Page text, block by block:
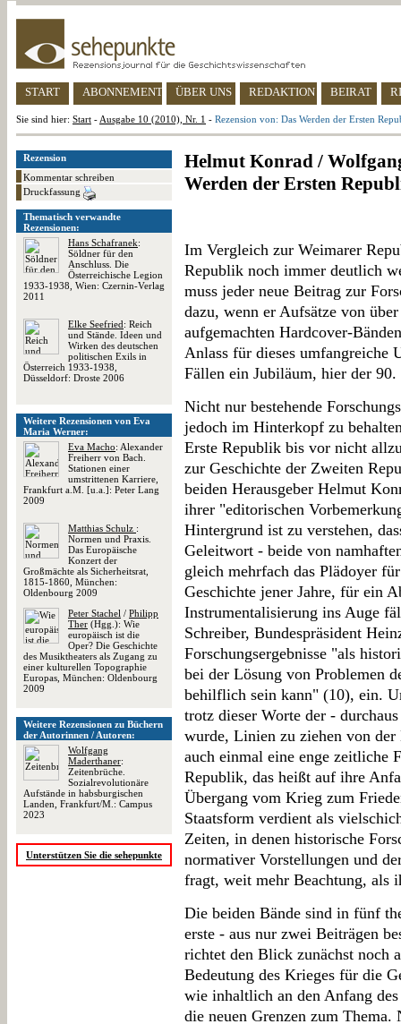
START ABONNEMENT ÜBER UNS REDAKTION BEIRAT
Sie sind hier: Start - Ausgabe 10 (2010), Nr. 1 - Rezension von: Das Werden der Ersten
Rezension
Kommentar schreiben
Druckfassung
Thematisch verwandte
Rezensionen:
Hans Schafranek:
Söldner für den
Anschluss. Die
Österreichische Legion
1933-1938, Wien: Czernin-Verlag
2011
Elke Seefried: Reich
und Stände. Ideen und
Wirken des deutschen
politischen Exils in
Österreich 1933-1938,
Düsseldorf: Droste 2006
Weitere Rezensionen von Eva
Maria Werner:
Eva Macho: Alexander
Freiherr von Bach.
Stationen einer
umstrittenen Karriere,
Frankfurt a.M. [u.a.]: Peter Lang
2009
Matthias Schulz :
Normen und Praxis.
Das Europäische
Konzert der
Großmächte als Sicherheitsrat,
1815-1860, München:
Oldenbourg 2009
Peter Stachel / Philipp
Ther (Hgg.): Wie
europäisch ist die
Oper? Die Geschichte
des Musiktheaters als Zugang zu
einer kulturellen Topographie
Europas, München: Oldenbourg
2009
Weitere Rezensionen zu Büchern
der Autorinnen / Autoren:
Wolfgang
Maderthaner:
Zeitenbrüche.
Sozialrevolutionäre
Aufstände in habsburgischen
Landen, Frankfurt/M.: Campus
2023
Unterstützen Sie die sehepunkte
Helmut Konrad /
Werden der Ersten
Im Vergleich zur Weimarer
Republik noch immer deutlich
muss jeder neue Beitrag zur
dazu, wenn er Aufsätze von
aufgemachten Hardcover-
Anlass für dieses umfangreiche
Fällen ein Jubiläum, hier der
Nicht nur bestehende
jedoch im Hinterkopf zu
Erste Republik bis vor nicht
zur Geschichte der Zweiten
beiden Herausgeber Helmut
ihrer "editorischen
Hintergrund ist zu verstehen,
Geleitwort - beide von
gleich mehrfach das Plädoyer
Geschichte jener Jahre, für ein
Instrumentalisierung ins Auge
Schreiber, Bundespräsident
Forschungsergebnisse "als
bei der Lösung von Problemen
behilflich sein kann" (10), ein.
trotz dieser Worte der -
wurde, Linien zu ziehen von
auch einmal eine enge zeitliche
Republik, das heißt auf ihre
Übergang vom Krieg zum
Staatsform verdient als
Zeiten, in denen historische
normativer Vorstellungen und
fragt, weit mehr Beachtung, als
Die beiden Bände sind in fünf
erste - aus nur zwei Beiträgen
richtet den Blick zunächst noch
Bedeutung des Krieges für die
wie inhaltlich an den Anfang
die neuen Grenzen zum